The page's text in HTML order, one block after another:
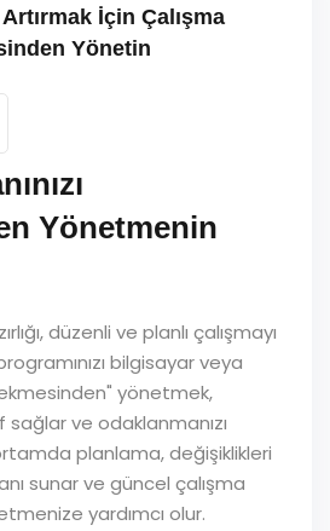
Artırmak İçin Çalışma
Yönetin
Yönetmenin
düzenli ve planlı çalışmayı
bilgisayar veya
yönetmek,
ve odaklanmanızı
planlama, değişiklikleri
sunar ve güncel çalışma
yardımcı olur.